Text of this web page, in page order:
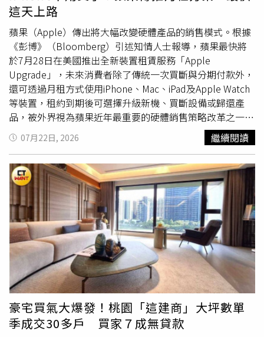
（Zack Griff）表示，對於追求低價的旅客而言，飛機後方
的中間座位仍可能是可接受選項；但豪華經濟艙旅客通常願
意支付更多費用換取舒適，因此中間座位往往最難銷售。他
指出，在豪華經濟艙中增加少量「額外手肘空間」座位，是
航空公司創造新產品層級的簡單方式。這類座位價格預計會
高於一般豪華經濟艙，但仍低於商務艙等高級產品。聯合航
空表示，新座位的具體價格將於今年稍晚公布。業界分析認
為，航空公司可能先以較低價格推出新服務，再依市場需求
逐步調整票價。隨著航空業從單純追求載客量，轉向提升每
名旅客收益，取消中間座位不只是改善乘坐體驗，也反映航
空公司透過「舒適分級」創造新收入來源的趨勢。
這天上路
蘋果（Apple）傳出將大幅改變硬體產品的銷售模式。根據
《彭博》（Bloomberg）引述知情人士報導，蘋果最快將
於7月28日在美國推出全新裝置租賃服務「Apple
Upgrade」，未來消費者除了傳統一次買斷與分期付款外，
還可透過月租方式使用iPhone、Mac、iPad及Apple Watch
等裝置，租約到期後可選擇升級新機、買斷設備或歸還產
品，被外界視為蘋果近年最重要的硬體銷售策略改革之一。
蘋果傳攜手Klarna推出Apple Upgrade租賃方案，提供升
級、買斷或歸還裝置等多元選擇。（示意圖／達志／美聯
社）綜合《彭博》及其他外媒報導，新服務將由蘋果攜手瑞
典金融科技公司Klarna合作，Klarna負責提供融資服務。消
費者完成軟性信用審核後，即可透過Apple Store實體門市
及官方線上商店申辦租賃方案，以較低的月付金額取得裝
置，不必一次支付高額購機費用，也讓換機方式更加彈性。
依目前規劃，iPhone與Apple Watch租期為24個月，Mac及
iPad則為36個月。租約期間，使用者可提前繳清剩餘款項、
在合約尚未到期前升級至新機，也可於租約結束後直接買斷
裝置，或將設備歸還，相較現有分期付款方案提供更多選
擇。《彭博》指出，蘋果計畫將Apple Upgrade定位為比現
有分期付款更低月付金額的新方案，並逐步取代既有的
iPhone Upgrade Program及一般分期付款服務，未來預計
停止受理上述方案的新用戶申請，將資源集中於全新的租賃
07月22日, 2026 繼續閱讀
豪宅買氣大爆發！桃園「這建商」大坪數單
季成交30多戶 買家７成無貸款